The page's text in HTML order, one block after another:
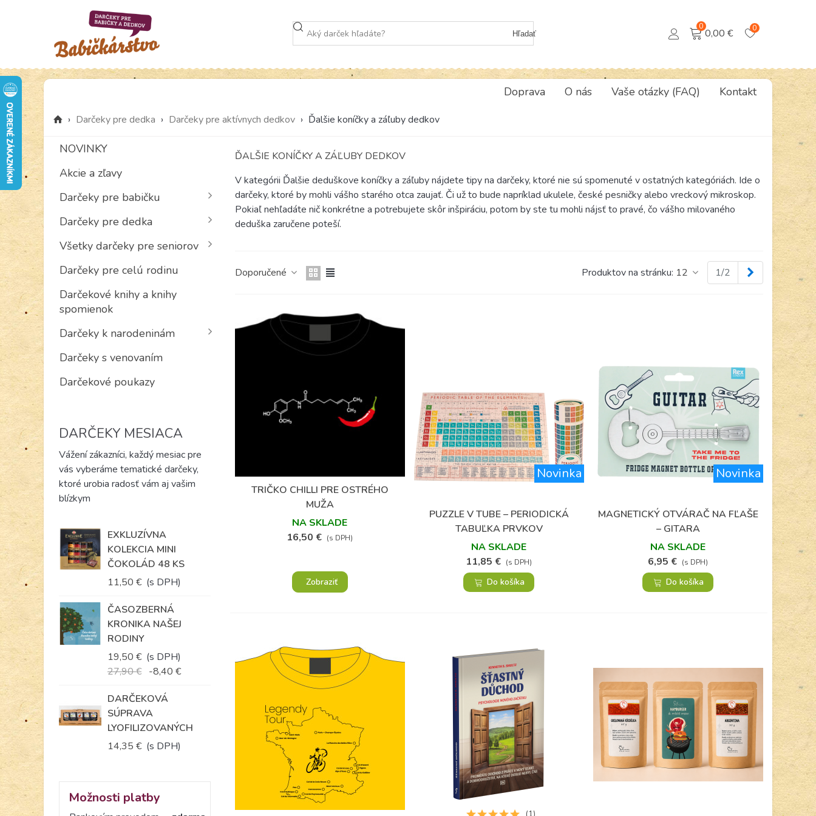
Hľadať
0
0,00 € 0
Doprava O nás Vaše otázky (FAQ) Kontakt
› Darčeky pre dedka › Darčeky pre aktívnych dedkov › Ďalšie koníčky a záľuby dedkov
NOVINKY
Akcie a zľavy
Darčeky pre babičku
Darčeky pre dedka
Všetky darčeky pre seniorov
Darčeky pre celú rodinu
Darčekové knihy a knihy
spomienok
Darčeky k narodeninám
Darčeky s venovaním
Darčekové poukazy
DARČEKY MESIACA
Vážení zákazníci, každý mesiac pre
vás vyberáme tematické darčeky,
ktoré urobia radosť vám aj vašim
blízkym
EXKLUZÍVNA
KOLEKCIA MINI
ČOKOLÁD 48 KS
11,50 € (s DPH)
ČASOZBERNÁ
KRONIKA NAŠEJ
RODINY
19,50 € (s DPH)
27,90 € -8,40 €
DARČEKOVÁ
SÚPRAVA
LYOFILIZOVANÝCH
KORBÁČIKOV...
14,35 € (s DPH)
Možnosti platby
ĎALŠIE KONÍČKY A ZÁĽUBY DEDKOV
V kategórii Ďalšie deduškove koníčky a záľuby nájdete tipy na darčeky, ktoré nie sú spomenuté v ostatných kategóriách. Ide o
darčeky, ktoré by mohli vášho starého otca zaujať. Či už to bude napríklad ukulele, české pesničky alebo vreckový mikroskop.
Pokiaľ nehľadáte nič konkrétne a potrebujete skôr inšpiráciu, potom by ste tu mohli nájsť to pravé, čo vášho milovaného
deduška zaručene poteší.
Doporučené Produktov na stránku: 12 1/2 Ďalej
Obľúbené
TRIČKO CHILLI PRE OSTRÉHO
MUŽA
NA SKLADE
16,50 € (s DPH)
Zobraziť
Novinka
Obľúbené
PUZZLE V TUBE – PERIODICKÁ
TABUĽKA PRVKOV
NA SKLADE
11,85 € (s DPH)
Do košíka
Novinka
Obľúbené
MAGNETICKÝ OTVÁRAČ NA FĽAŠE
– GITARA
NA SKLADE
6,95 € (s DPH)
Do košíka